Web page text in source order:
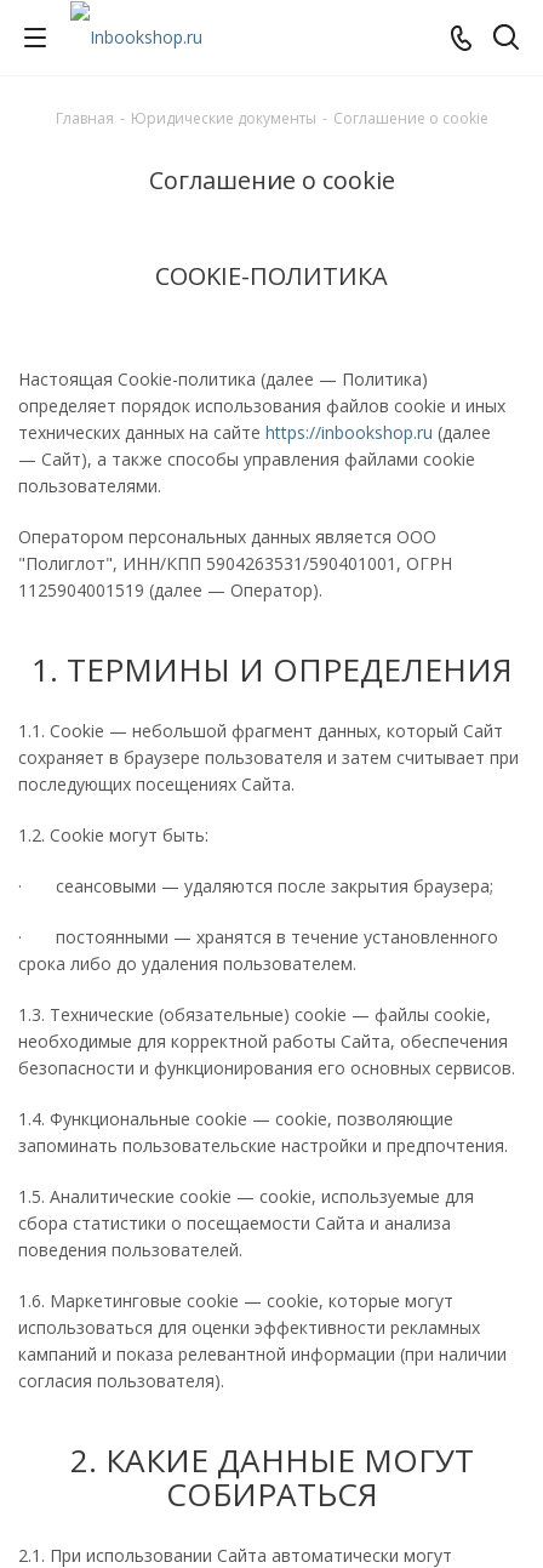
Главная - Юридические документы - Соглашение о cookie
Соглашение о cookie
COOKIE-ПОЛИТИКА
Настоящая Cookie-политика (далее — Политика)
определяет порядок использования файлов cookie и иных
технических данных на сайте https://inbookshop.ru (далее
— Сайт), а также способы управления файлами cookie
пользователями.
Оператором персональных данных является ООО
"Полиглот", ИНН/КПП 5904263531/590401001, ОГРН
1125904001519 (далее — Оператор).
1. ТЕРМИНЫ И ОПРЕДЕЛЕНИЯ
1.1. Cookie — небольшой фрагмент данных, который Сайт
сохраняет в браузере пользователя и затем считывает при
последующих посещениях Сайта.
1.2. Cookie могут быть:
· сеансовыми — удаляются после закрытия браузера;
· постоянными — хранятся в течение установленного
срока либо до удаления пользователем.
1.3. Технические (обязательные) cookie — файлы cookie,
необходимые для корректной работы Сайта, обеспечения
безопасности и функционирования его основных сервисов.
1.4. Функциональные cookie — cookie, позволяющие
запоминать пользовательские настройки и предпочтения.
1.5. Аналитические cookie — cookie, используемые для
сбора статистики о посещаемости Сайта и анализа
поведения пользователей.
1.6. Маркетинговые cookie — cookie, которые могут
использоваться для оценки эффективности рекламных
кампаний и показа релевантной информации (при наличии
согласия пользователя).
2. КАКИЕ ДАННЫЕ МОГУТ
СОБИРАТЬСЯ
2.1. При использовании Сайта автоматически могут